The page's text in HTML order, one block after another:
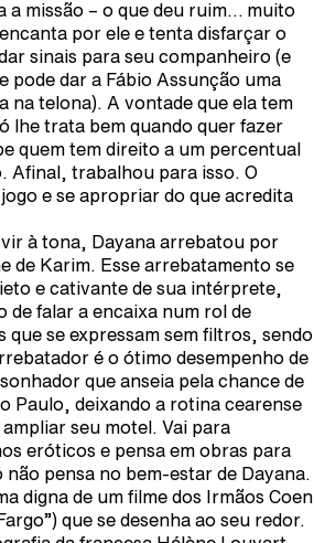
a missão – o que deu ruim… muito
por ele e tenta disfarçar o
sinais para seu companheiro (e
pode dar a Fábio Assunção uma
na telona). A vontade que ela tem
lhe trata bem quando quer fazer
quem tem direito a um percentual
Afinal, trabalhou para isso. O
e se apropriar do que acredita
à tona, Dayana arrebatou por
de Karim. Esse arrebatamento se
e cativante de sua intérprete,
de falar a encaixa num rol de
se expressam sem filtros, sendo
é o ótimo desempenho de
que anseia pela chance de
Paulo, deixando a rotina cearense
seu motel. Vai para
eróticos e pensa em obras para
pensa no bem-estar de Dayana.
digna de um filme dos Irmãos Coen
que se desenha ao seu redor.